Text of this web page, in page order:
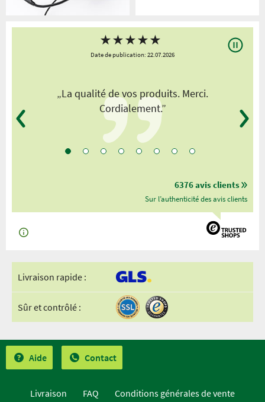
★★★★★
Date de publication: 22.07.2026
„La qualité de vos produits. Merci.
Cordialement.”
6376 avis clients
Sur l’authenticité des avis clients
Livraison rapide :
Sûr et contrôlé :
Aide Contact
Livraison FAQ
Conditions générales de vente